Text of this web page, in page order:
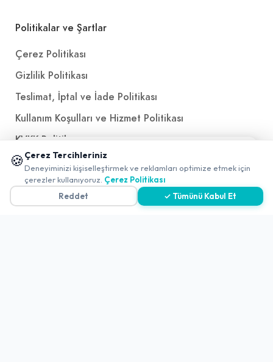
Politikalar ve Şartlar
Çerez Politikası
Gizlilik Politikası
Teslimat, İptal ve İade Politikası
Kullanım Koşulları ve Hizmet Politikası
KVKK Politikası
Kişisel Verileri Aydınlatma Metni
Referanslarımız
🍪 Çerez Tercihleriniz
Deneyiminizi kişiselleştirmek ve reklamları optimize etmek için
çerezler kullanıyoruz. Çerez Politikası
Reddet
✓ Tümünü Kabul Et
📱 Mobil uygulamamızı keşfedin!
✖